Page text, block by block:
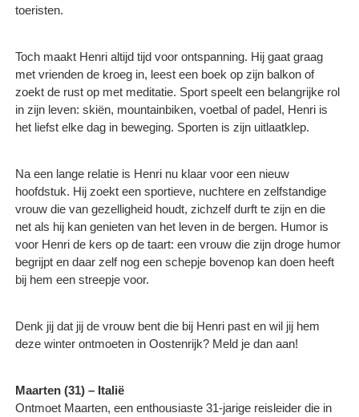
toeristen.
Toch maakt Henri altijd tijd voor ontspanning. Hij gaat graag
met vrienden de kroeg in, leest een boek op zijn balkon of
zoekt de rust op met meditatie. Sport speelt een belangrijke rol
in zijn leven: skiën, mountainbiken, voetbal of padel, Henri is
het liefst elke dag in beweging. Sporten is zijn uitlaatklep.
Na een lange relatie is Henri nu klaar voor een nieuw
hoofdstuk. Hij zoekt een sportieve, nuchtere en zelfstandige
vrouw die van gezelligheid houdt, zichzelf durft te zijn en die
net als hij kan genieten van het leven in de bergen. Humor is
voor Henri de kers op de taart: een vrouw die zijn droge humor
begrijpt en daar zelf nog een schepje bovenop kan doen heeft
bij hem een streepje voor.
Denk jij dat jij de vrouw bent die bij Henri past en wil jij hem
deze winter ontmoeten in Oostenrijk? Meld je dan aan!
Maarten (31) – Italië
Ontmoet Maarten, een enthousiaste 31-jarige reisleider die in